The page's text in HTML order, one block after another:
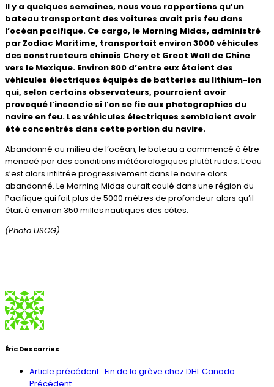
Il y a quelques semaines, nous vous rapportions qu’un
bateau transportant des voitures avait pris feu dans
l’océan pacifique. Ce cargo, le Morning Midas, administré
par Zodiac Maritime, transportait environ 3000 véhicules
des constructeurs chinois Chery et Great Wall de Chine
vers le Mexique. Environ 800 d’entre eux étaient des
véhicules électriques équipés de batteries au lithium-ion
qui, selon certains observateurs, pourraient avoir
provoqué l’incendie si l’on se fie aux photographies du
navire en feu. Les véhicules électriques semblaient avoir
été concentrés dans cette portion du navire.
Abandonné au milieu de l’océan, le bateau a commencé à être
menacé par des conditions météorologiques plutôt rudes. L’eau
s’est alors infiltrée progressivement dans le navire alors
abandonné. Le Morning Midas aurait coulé dans une région du
Pacifique qui fait plus de 5000 mètres de profondeur alors qu’il
était à environ 350 milles nautiques des côtes.
(Photo USCG)
Éric Descarries
Article précédent : Fin de la grève chez DHL Canada
Précédent